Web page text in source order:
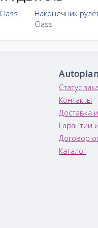
Наконечник
Class
Статус
Контакты
Доставка
Гарантии
Договор
Каталог